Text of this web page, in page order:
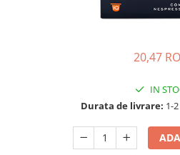
Pliculete Zahar si Miere
20,47
IN
Durata de livrare: 1-